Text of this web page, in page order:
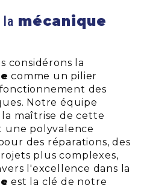
mécanique
considérons la
comme un pilier
des
Notre équipe
maîtrise de cette
une polyvalence
des réparations, des
plus complexes,
l'excellence dans la
est la clé de notre